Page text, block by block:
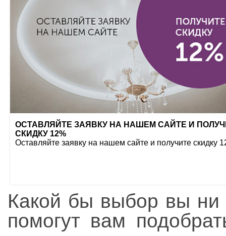
ОСТАВЛЯЙТЕ ЗАЯВКУ НА НАШЕМ САЙТЕ И
СКИДКУ 12%
Оставляйте заявку на нашем сайте и получите скидку
Какой бы выбор вы ни
помогут вам